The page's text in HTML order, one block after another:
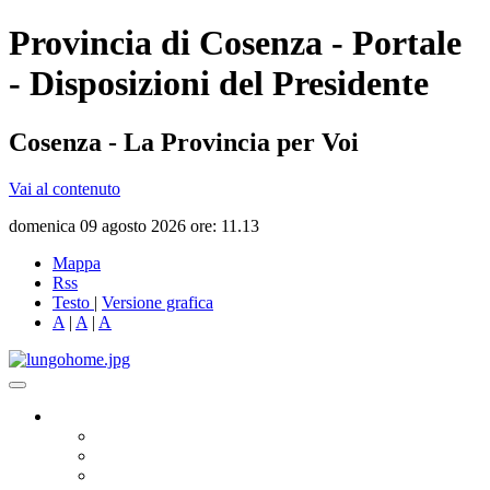
Provincia di Cosenza - Portale
- Disposizioni del Presidente
Cosenza - La Provincia per Voi
Vai al contenuto
domenica 09 agosto 2026 ore: 11.13
Mappa
Rss
Testo | Versione grafica
A | A | A